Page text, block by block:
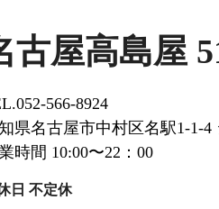
古屋高島屋
566-8924
県名古屋市中村区名駅1-1-
時間 10:00〜22：00
日 不定休